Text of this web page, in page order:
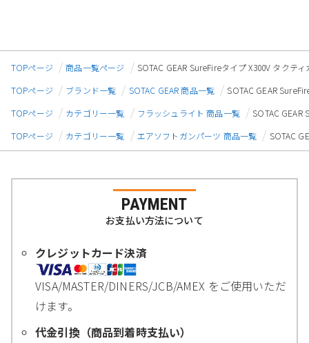
TOPページ 商品一覧ページ
SOTAC GEAR SureFireタイプ X300V タクテ
TOPページ
ブランド一覧 SOTAC GEAR 商品一覧
SOTAC GEAR
TOPページ
カテゴリー一覧 フラッシュライト 商品一覧
SOTAC GEAR
TOPページ
カテゴリー一覧 エアソフトガンパーツ 商品一覧 SOTAC
PAYMENT
お支払い方法について
クレジットカード決済
VISA/MASTER/DINERS/JCB/AMEX をご使用いただ
けます。
代金引換（商品到着時支払い）